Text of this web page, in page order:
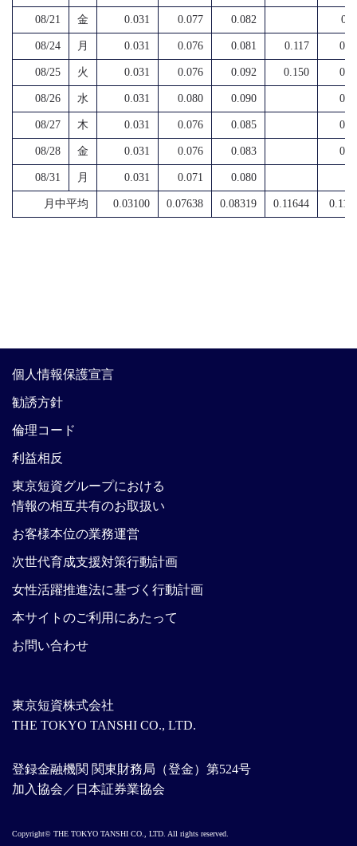
08/21 金 0.031 0.077 0.082
08/24 月 0.031 0.076 0.081 0.117
08/25 火 0.031 0.076 0.092 0.150
08/26 水 0.031 0.080 0.090
08/27 木 0.031 0.076 0.085
08/28 金 0.031 0.076 0.083
08/31 月 0.031 0.071 0.080
月中平均 0.03100 0.07638 0.08319 0.11644
東京短資株式会社
THE TOKYO TANSHI CO., LTD.
登録金融機関 関東財務局（登金）第524号
加入協会／日本証券業協会
個人情報保護宣言
勧誘方針
倫理コード
利益相反
東京短資グループにおける
情報の相互共有のお取扱い
お客様本位の業務運営
次世代育成支援対策行動計画
女性活躍推進法に基づく行動計画
本サイトのご利用にあたって
お問い合わせ
Copyright© THE TOKYO TANSHI CO., LTD. All rights reserved.